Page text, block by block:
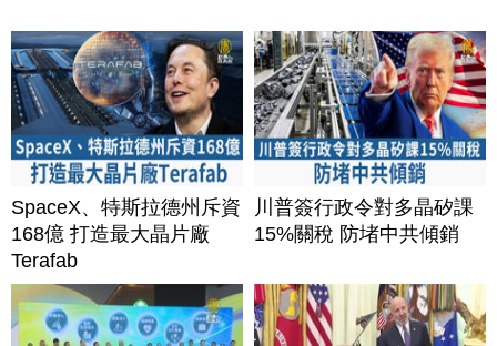
SpaceX、特斯拉德州斥資
168億 打造最大晶片廠
Terafab
川普簽行政令對多晶矽課
15%關稅 防堵中共傾銷